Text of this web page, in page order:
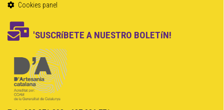
Cookies panel
'SUSCRíBETE A NUESTRO BOLETíN!